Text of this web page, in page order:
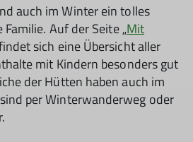
auch im Winter ein tolles
Auf der Seite „Mit
sich eine Übersicht aller
mit Kindern besonders gut
der Hütten haben auch im
per Winterwanderweg oder